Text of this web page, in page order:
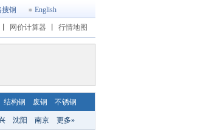
搜钢 English
网价计算器 行情地图
结构钢 废钢 不锈钢
沈阳 南京 更多»